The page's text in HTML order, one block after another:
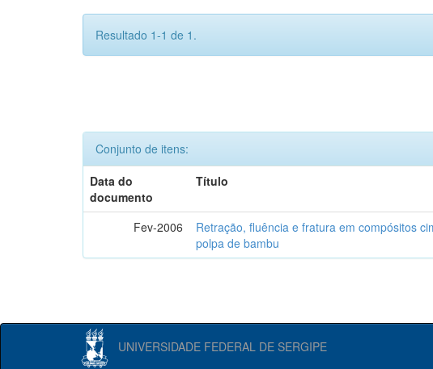
Resultado 1-1 de 1.
Conjunto de itens:
Data do
documento
Título
Fev-2006
Retração, fluência e fratura em compósitos
polpa de bambu
UNIVERSIDADE FEDERAL DE SERGIPE